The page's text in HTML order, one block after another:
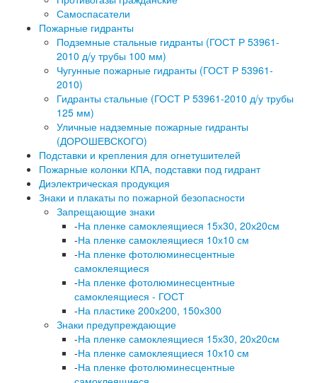
Самоспасатели
Пожарные гидранты
Подземные стальные гидранты (ГОСТ Р 53961-
2010 д/у трубы 100 мм)
Чугунные пожарные гидранты (ГОСТ Р 53961-
2010)
Гидранты стальные (ГОСТ Р 53961-2010 д/у трубы
125 мм)
Уличные надземные пожарные гидранты
(ДОРОШЕВСКОГО)
Подставки и крепления для огнетушителей
Пожарные колонки КПА, подставки под гидрант
Диэлектрическая продукция
Знаки и плакаты по пожарной безопасности
Запрещающие знаки
-На пленке самоклеящиеся 15х30, 20х20см
-На пленке самоклеящиеся 10х10 см
-На пленке фотолюминесцентные
самоклеящиеся
-На пленке фотолюминесцентные
самоклеящиеся - ГОСТ
-На пластике 200х200, 150х300
Знаки предупреждающие
-На пленке самоклеящиеся 15х30, 20х20см
-На пленке самоклеящиеся 10х10 см
-На пленке фотолюминесцентные